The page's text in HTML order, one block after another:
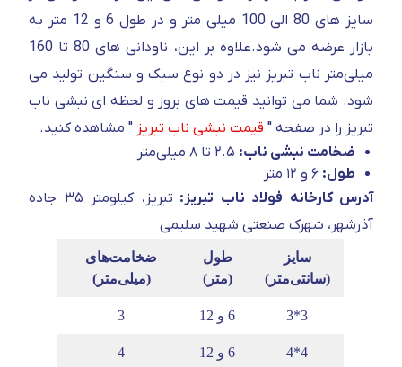
سایز های 80 الی 100 میلی متر و در طول 6 و 12 متر به
بازار عرضه می شود.علاوه بر این، ناودانی های 80 تا 160
میلی‌متر ناب تبریز نیز در دو نوع سبک و سنگین تولید می
شود. شما می توانید قیمت های بروز و لحظه ای نبشی ناب
تبریز را در صفحه " قیمت نبشی ناب تبریز " مشاهده کنید.
ضخامت نبشی ناب:
طول:
آدرس کارخانه فولاد ناب تبریز:
تبریز، کیلومتر ۳۵ جاده
آذرشهر، شهرک صنعتی شهید سلیمی
سایز
(سانتی‌متر)
طول
(متر)
ضخامت‌های
(میلی‌متر)
3*3 6 و 12 3
4*4 6 و 12 4